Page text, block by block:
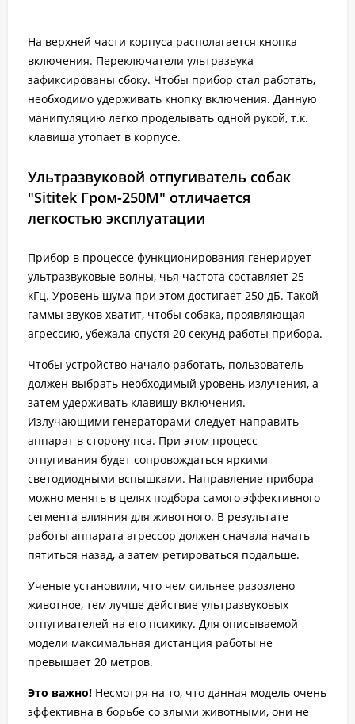
На верхней части корпуса располагается кнопка
включения. Переключатели ультразвука
зафиксированы сбоку. Чтобы прибор стал работать,
необходимо удерживать кнопку включения. Данную
манипуляцию легко проделывать одной рукой, т.к.
клавиша утопает в корпусе.
Ультразвуковой отпугиватель собак
"Sititek Гром-250М" отличается
легкостью эксплуатации
Прибор в процессе функционирования генерирует
ультразвуковые волны, чья частота составляет 25
кГц. Уровень шума при этом достигает 250 дБ. Такой
гаммы звуков хватит, чтобы собака, проявляющая
агрессию, убежала спустя 20 секунд работы прибора.
Чтобы устройство начало работать, пользователь
должен выбрать необходимый уровень излучения, а
затем удерживать клавишу включения.
Излучающими генераторами следует направить
аппарат в сторону пса. При этом процесс
отпугивания будет сопровождаться яркими
светодиодными вспышками. Направление прибора
можно менять в целях подбора самого эффективного
сегмента влияния для животного. В результате
работы аппарата агрессор должен сначала начать
пятиться назад, а затем ретироваться подальше.
Ученые установили, что чем сильнее разозлено
животное, тем лучше действие ультразвуковых
отпугивателей на его психику. Для описываемой
модели максимальная дистанция работы не
превышает 20 метров.
Это важно! Несмотря на то, что данная модель очень
эффективна в борьбе со злыми животными, они не